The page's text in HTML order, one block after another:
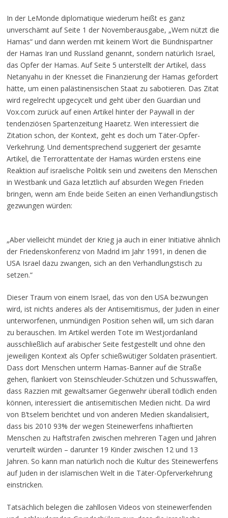
In der LeMonde diplomatique wiederum heißt es ganz
unverschämt auf Seite 1 der Novemberausgabe, „Wem nützt die
Hamas“ und dann werden mit keinem Wort die Bündnispartner
der Hamas Iran und Russland genannt, sondern natürlich Israel,
das Opfer der Hamas. Auf Seite 5 unterstellt der Artikel, dass
Netanyahu in der Knesset die Finanzierung der Hamas gefordert
hätte, um einen palästinensischen Staat zu sabotieren. Das Zitat
wird regelrecht upgecycelt und geht über den Guardian und
Vox.com zurück auf einen Artikel hinter der Paywall in der
tendenziösen Spartenzeitung Haaretz. Wen interessiert die
Zitation schon, der Kontext, geht es doch um Täter-Opfer-
Verkehrung. Und dementsprechend suggeriert der gesamte
Artikel, die Terrorattentate der Hamas würden erstens eine
Reaktion auf israelische Politik sein und zweitens den Menschen
in Westbank und Gaza letztlich auf absurden Wegen Frieden
bringen, wenn am Ende beide Seiten an einen Verhandlungstisch
gezwungen würden:
„Aber vielleicht mündet der Krieg ja auch in einer Initiative ähnlich
der Friedenskonferenz von Madrid im Jahr 1991, in denen die
USA Israel dazu zwangen, sich an den Verhandlungstisch zu
setzen.“
Dieser Traum von einem Israel, das von den USA bezwungen
wird, ist nichts anderes als der Antisemitismus, der Juden in einer
unterworfenen, unmündigen Position sehen will, um sich daran
zu berauschen. Im Artikel werden Tote im Westjordanland
ausschließlich auf arabischer Seite festgestellt und ohne den
jeweiligen Kontext als Opfer schießwütiger Soldaten präsentiert.
Dass dort Menschen unterm Hamas-Banner auf die Straße
gehen, flankiert von Steinschleuder-Schützen und Schusswaffen,
dass Razzien mit gewaltsamer Gegenwehr überall tödlich enden
können, interessiert die antisemitischen Medien nicht. Da wird
von B’tselem berichtet und von anderen Medien skandalisiert,
dass bis 2010 93% der wegen Steinewerfens inhaftierten
Menschen zu Haftstrafen zwischen mehreren Tagen und Jahren
verurteilt würden – darunter 19 Kinder zwischen 12 und 13
Jahren. So kann man natürlich noch die Kultur des Steinewerfens
auf Juden in der islamischen Welt in die Täter-Opferverkehrung
einstricken.
Tatsächlich belegen die zahllosen Videos von steinewerfenden